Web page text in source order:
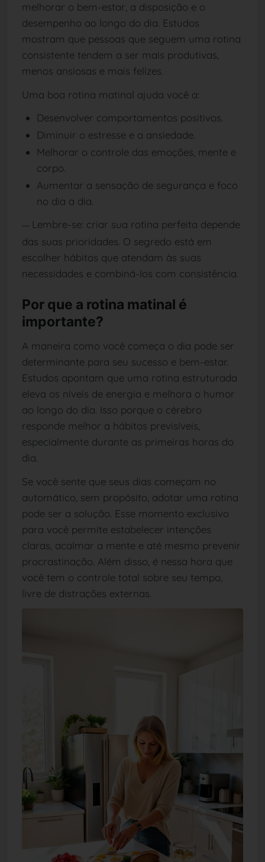
melhorar o bem-estar, a disposição e o
desempenho ao longo do dia. Estudos
mostram que pessoas que seguem uma rotina
consistente tendem a ser mais produtivas,
menos ansiosas e mais felizes.
Uma boa rotina matinal ajuda você a:
Desenvolver comportamentos positivos.
Diminuir o estresse e a ansiedade.
Melhorar o controle das emoções, mente e
corpo.
Aumentar a sensação de segurança e foco
no dia a dia.
— Lembre-se: criar sua rotina perfeita depende
das suas prioridades. O segredo está em
escolher hábitos que atendam às suas
necessidades e combiná-los com consistência.
Por que a rotina matinal é
importante?
A maneira como você começa o dia pode ser
determinante para seu sucesso e bem-estar.
Estudos apontam que uma rotina estruturada
eleva os níveis de energia e melhora o humor
ao longo do dia. Isso porque o cérebro
responde melhor a hábitos previsíveis,
especialmente durante as primeiras horas do
dia.
Se você sente que seus dias começam no
automático, sem propósito, adotar uma rotina
pode ser a solução. Esse momento exclusivo
para você permite estabelecer intenções
claras, acalmar a mente e até mesmo prevenir
procrastinação. Além disso, é nessa hora que
você tem o controle total sobre seu tempo,
livre de distrações externas.